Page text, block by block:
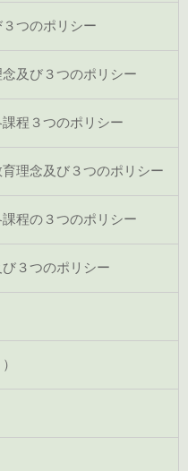
つのポリシー
及び３つのポリシー
程３つのポリシー
理念及び３つのポリシー
程の３つのポリシー
３つのポリシー